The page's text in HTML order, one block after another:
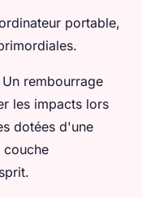
portable,
Un rembourrage
les impacts lors
dotées d'une
couche